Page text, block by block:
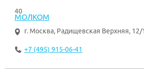
40
МОЛКОМ
г. Москва, Радищевская Верхняя, 12/
+7 (495) 915-06-41